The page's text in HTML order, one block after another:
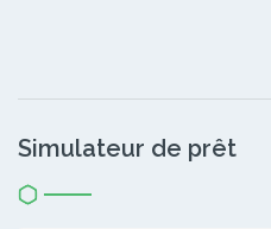
Simulateur de prêt